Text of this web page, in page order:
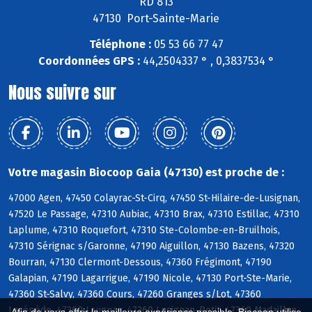
47130 Port-Sainte-Marie
Téléphone :05 53 66 77 47
Coordonnées GPS :44,2504337 ° , 0,3837534 °
Nous suivre sur
Votre magasin Biocoop Gaia (47130) est proche de :
47000 Agen, 47450 Colayrac-St-Cirq, 47450 St-Hilaire-de-Lusignan,
47520 Le Passage, 47310 Aubiac, 47310 Brax, 47310 Estillac, 47310
Laplume, 47310 Roquefort, 47310 Ste-Colombe-en-Bruilhois,
47310 Sérignac s/Garonne, 47190 Aiguillon, 47130 Bazens, 47320
Bourran, 47130 Clermont-Dessous, 47360 Frégimont, 47190
Galapian, 47190 Lagarrigue, 47190 Nicole, 47130 Port-Ste-Marie,
47360 St-Salvy, 47360 Cours, 47260 Granges s/Lot, 47360